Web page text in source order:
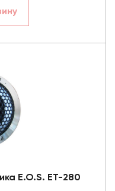
E.O.S. ET-280